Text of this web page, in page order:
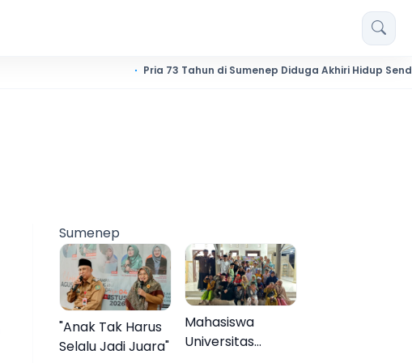
Pria 73 Tahun di Sumenep Diduga Akhiri Hidup Sendiri
Sumenep
"Anak Tak Harus
Selalu Jadi Juara"
Mahasiswa
Universitas